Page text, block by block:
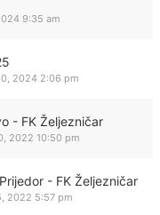
9:35 am
2024 2:06 pm
- FK Željezničar
2022 10:50 pm
- FK Željezničar
2022 5:57 pm